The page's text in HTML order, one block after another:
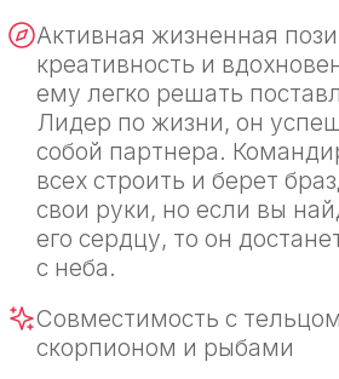
Активная жизненная
креативность и
ему легко решать
Лидер по жизни, он
собой партнера.
всех строить и берет
свои руки, но если вы
его сердцу, то он
с неба.
Совместимость с
скорпионом и рыбами